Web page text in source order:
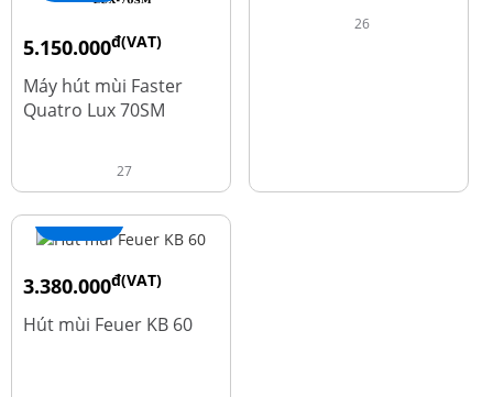
5.150.000đ(VAT)
9.700.000
Máy hút mùi Faster
Quatro Lux 70SM
27
26
+ Thêm
3.380.000đ(VAT)
4.600.000
Hút mùi Feuer KB 60